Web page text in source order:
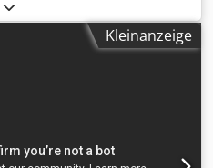
Technische Daten:
12 bar; Baujahr:
1804 h Der
Kleinanzeige